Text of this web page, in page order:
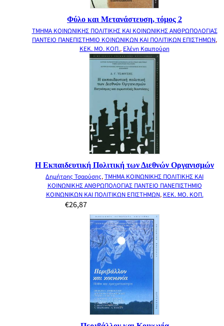
Φύλο και Μετανάστευση, τόμος 2
ΤΜΗΜΑ ΚΟΙΝΩΝΙΚΗΣ ΠΟΛΙΤΙΚΗΣ ΚΑΙ ΚΟΙΝΩΝΙΚΗΣ ΑΝΘΡΩΠΟΛΟΓΙΑΣ
ΠΑΝΤΕΙΟ ΠΑΝΕΠΙΣΤΗΜΙΟ ΚΟΙΝΩΝΙΚΩΝ ΚΑΙ ΠΟΛΙΤΙΚΩΝ ΕΠΙΣΤΗΜΩΝ,
ΚΕΚ. ΜΟ. ΚΟΠ., Ελένη Καμπούρη
Η Εκπαιδευτική Πολιτική των Διεθνών Οργανισμών
Δημήτρης Τσαούσης,ΤΜΗΜΑ ΚΟΙΝΩΝΙΚΗΣ ΠΟΛΙΤΙΚΗΣ ΚΑΙ
ΚΟΙΝΩΝΙΚΗΣ ΑΝΘΡΩΠΟΛΟΓΙΑΣ ΠΑΝΤΕΙΟ ΠΑΝΕΠΙΣΤΗΜΙΟ
ΚΟΙΝΩΝΙΚΩΝ ΚΑΙ ΠΟΛΙΤΙΚΩΝ ΕΠΙΣΤΗΜΩΝ, ΚΕΚ. ΜΟ. ΚΟΠ.
€26,87